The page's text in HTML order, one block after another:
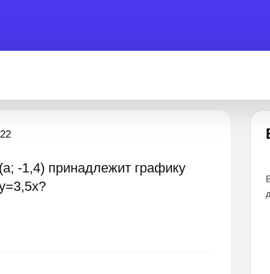
-1,4) принадлежит графику
24 часа
Все эксперты прошли тщательный отбор и